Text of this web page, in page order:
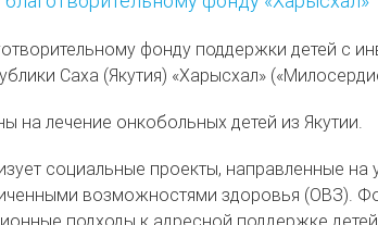
фонду поддержки детей с
Саха (Якутия) «Харысхал»
на лечение онкобольных детей из Якутии.
социальные проекты, направленные
возможностями здоровья (ОВЗ).